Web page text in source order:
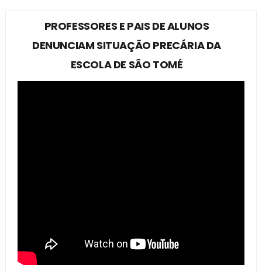
PROFESSORES E PAIS DE ALUNOS
DENUNCIAM SITUAÇÃO PRECÁRIA DA
ESCOLA DE SÃO TOMÉ